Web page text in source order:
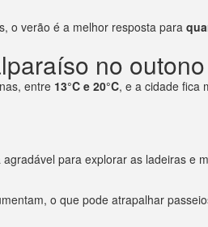
o verão é a melhor resposta para
no
entre 13°C e 20°C, e a cidade fica
para explorar as ladeiras e
o que pode atrapalhar